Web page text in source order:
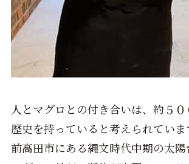
人とマグロとの付き合いは、約５
歴史を持っていると考えられてい
前高田市にある縄文時代中期の太陽